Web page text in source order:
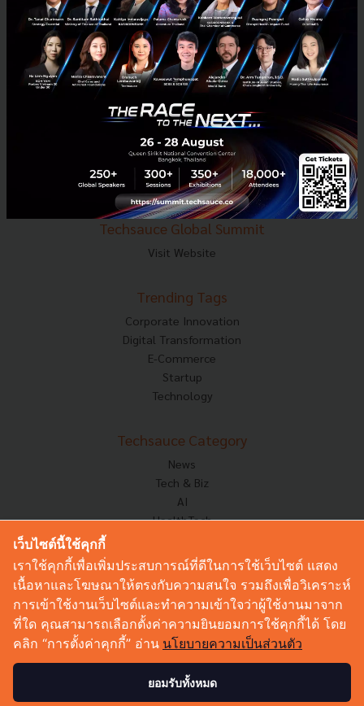
Tel : 02-001-5375
Mobile : 06-4658-9500
Techsauce Media
About Techsauce
Techsauce Services
Privacy Policy
ส่งบทความ
Techsauce Global Summit
Visit Website
Trending Tags
Corporate Innovation
Digital Transformation
E-Commerce
Startup
Technology
Techsauce Category
News
Tech & Biz
AI
HealthTech
Corp Innov
Saucy Thoughts
Sustainable
Videos
Podcast
เว็บไซต์นี้ใช้คุกกี้
เราใช้คุกกี้เพื่อเพิ่มประสบการณ์ที่ดีในการใช้เว็บไซต์ แสดง
เนื้อหาและโฆษณาให้ตรงกับความสนใจ รวมถึงเพื่อวิเคราะห์
การเข้าใช้งานเว็บไซต์และทำความเข้าใจว่าผู้ใช้งานมาจาก
ที่ใด คุณสามารถเลือกตั้งค่าความยินยอมการใช้คุกกี้ได้ โดย
คลิก “การตั้งค่าคุกกี้” อ่าน นโยบายความเป็นส่วนตัว
ยอมรับทั้งหมด